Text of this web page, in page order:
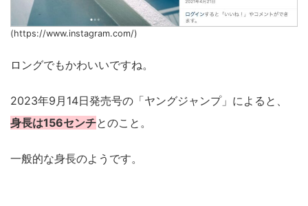
(https://www.instagram.com/)
ロングでもかわいいですね。
2023年9月14日発売号の「ヤングジャンプ」によると、
身長は156センチとのこと。
一般的な身長のようです。